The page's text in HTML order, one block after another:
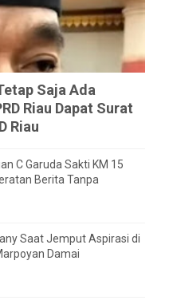
Saja Ada
Riau Dapat Surat
Riau
C Garuda Sakti KM 15
Berita Tanpa
Saat Jemput Aspirasi di
Damai